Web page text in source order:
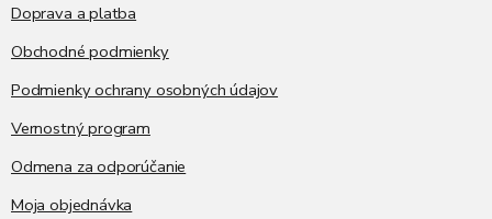
Doprava a platba
Obchodné podmienky
Podmienky ochrany osobných údajov
Vernostný program
Odmena za odporúčanie
Moja objednávka